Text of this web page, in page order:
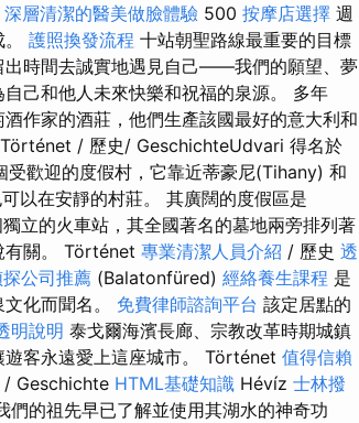
深層清潔的醫美做臉體驗 500 按摩店選擇 週
護照換發流程 十站朝聖路線最重要的目標
出時間去誠實地遇見自己——我們的願望、夢
己和他人未來快樂和祝福的泉源。 多年
作家的酒莊，他們生產該國最好的意大利和
/ 歷史/ GeschichteUdvari 得名於
歡迎的度假村，它靠近蒂豪尼(Tihany) 和
以在安靜的村莊。 其廣闊的度假區是
立的火車站，其全國著名的墓地兩旁排列著
有關。 Történet 專業清潔人員介紹 / 歷史 透
公司推薦 (Balatonfüred) 經絡養生課程 是
化而聞名。 免費律師諮詢平台 該定居點的
明說明 泰戈爾海濱長廊、宗教改革時期城鎮
客永遠愛上這座城市。 Történet 值得信賴
/ Geschichte HTML基礎知識 Hévíz 士林撥
的祖先早已了解並使用其湖水的神奇功